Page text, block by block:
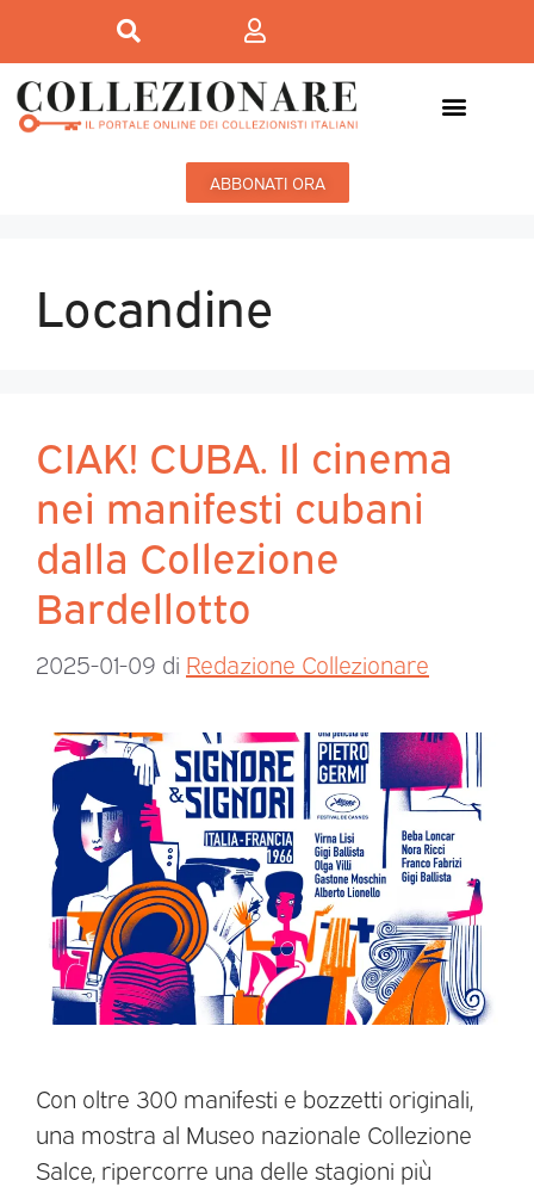
ABBONATI ORA
Locandine
CIAK! CUBA. Il cinema
nei manifesti cubani
dalla Collezione
Bardellotto
2025-01-09 di Redazione Collezionare
Con oltre 300 manifesti e bozzetti originali,
una mostra al Museo nazionale Collezione
Salce, ripercorre una delle stagioni più